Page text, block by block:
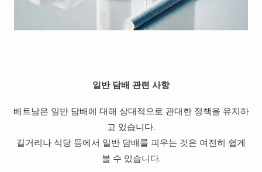
일반 담배 관련 사항
베트남은 일반 담배에 대해 상대적으로 관대한 정책을 유지하
고 있습니다.
길거리나 식당 등에서 일반 담배를 피우는 것은 여전히 쉽게
볼 수 있습니다.